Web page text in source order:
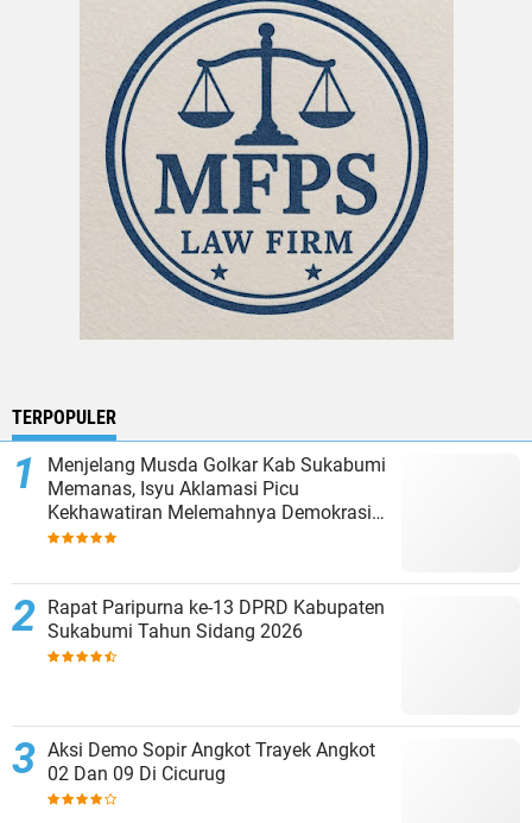
TERPOPULER
Menjelang Musda Golkar Kab Sukabumi
Memanas, Isyu Aklamasi Picu
Kekhawatiran Melemahnya Demokrasi
Internal
Rapat Paripurna ke-13 DPRD Kabupaten
Sukabumi Tahun Sidang 2026
Aksi Demo Sopir Angkot Trayek Angkot
02 Dan 09 Di Cicurug